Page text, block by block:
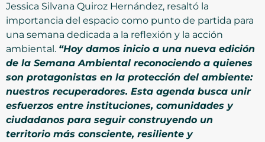
Jessica Silvana Quiroz Hernández, resaltó la
importancia del espacio como punto de partida para
una semana dedicada a la reflexión y la acción
ambiental. “Hoy damos inicio a una nueva edición
de la Semana Ambiental reconociendo a quienes
son protagonistas en la protección del ambiente:
nuestros recuperadores. Esta agenda busca unir
esfuerzos entre instituciones, comunidades y
ciudadanos para seguir construyendo un
territorio más consciente, resiliente y